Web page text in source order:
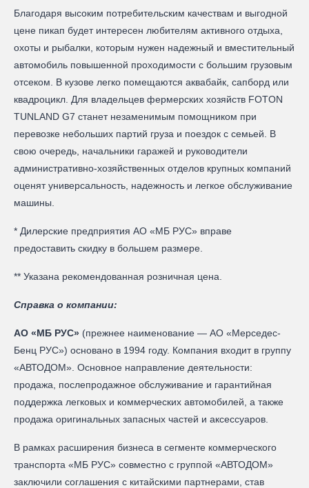
Благодаря высоким потребительским качествам и выгодной
цене пикап будет интересен любителям активного отдыха,
охоты и рыбалки, которым нужен надежный и вместительный
автомобиль повышенной проходимости с большим грузовым
отсеком. В кузове легко помещаются аквабайк, сапборд или
квадроцикл. Для владельцев фермерских хозяйств FOTON
TUNLAND G7 станет незаменимым помощником при
перевозке небольших партий груза и поездок с семьей. В
свою очередь, начальники гаражей и руководители
административно-хозяйственных отделов крупных компаний
оценят универсальность, надежность и легкое обслуживание
машины.
* Дилерские предприятия АО «МБ РУС» вправе
предоставить скидку в большем размере.
** Указана рекомендованная розничная цена.
Справка о компании:
АО «МБ РУС» (прежнее наименование — AO «Мерседес-
Бенц PУC») основано в 1994 году. Компания входит в группу
«АВТОДОМ». Основное направление деятельности:
продажа, послепродажное обслуживание и гарантийная
поддержка легковых и коммерческих автомобилей, а также
продажа оригинальных запасных частей и аксессуаров.
В рамках расширения бизнеса в сегменте коммерческого
транспорта «МБ РУС» совместно с группой «АВТОДОМ»
заключили соглашения с китайскими партнерами, став